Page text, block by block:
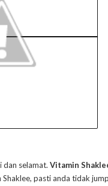
dan selamat. Vitamin
pasti anda tidak